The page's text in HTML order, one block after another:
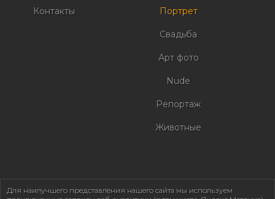
Контакты Портрет
Свадьба
Арт фото
Nude
Репортаж
Животные
Для наилучшего представления нашего сайта мы используем